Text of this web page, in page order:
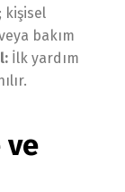
kişisel
bakım
İlk yardım
ve